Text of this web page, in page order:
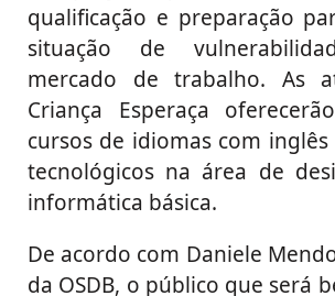
qualificação e preparação
situação de
mercado de trabalho. As
Criança Esperaça
cursos de idiomas com
tecnológicos na área de
informática básica.
De acordo com Daniele
da OSDB, o público que será